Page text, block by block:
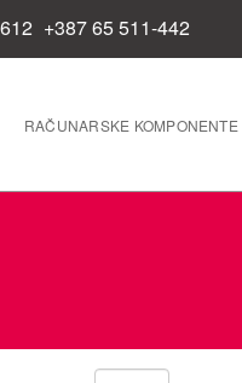
+387 65 511-442
RAČUNARSKE KOMPONENTE